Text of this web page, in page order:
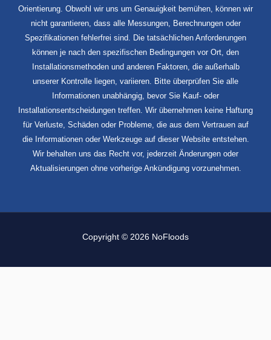
Orientierung. Obwohl wir uns um Genauigkeit bemühen, können wir
nicht garantieren, dass alle Messungen, Berechnungen oder
Spezifikationen fehlerfrei sind. Die tatsächlichen Anforderungen
können je nach den spezifischen Bedingungen vor Ort, den
Installationsmethoden und anderen Faktoren, die außerhalb
unserer Kontrolle liegen, variieren. Bitte überprüfen Sie alle
Informationen unabhängig, bevor Sie Kauf- oder
Installationsentscheidungen treffen. Wir übernehmen keine Haftung
für Verluste, Schäden oder Probleme, die aus dem Vertrauen auf
die Informationen oder Werkzeuge auf dieser Website entstehen.
Wir behalten uns das Recht vor, jederzeit Änderungen oder
Aktualisierungen ohne vorherige Ankündigung vorzunehmen.
Copyright © 2026 NoFloods